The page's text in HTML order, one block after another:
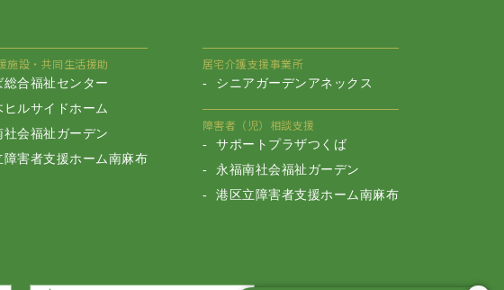
施設・共同生活援助
総合福祉センター
ヒルサイドホーム
社会福祉ガーデン
障害者支援ホーム南麻布
居宅介護支援事業所
シニアガーデンアネックス
障害者（児）相談支援
サポートプラザつくば
永福南社会福祉ガーデン
港区立障害者支援ホーム南麻布